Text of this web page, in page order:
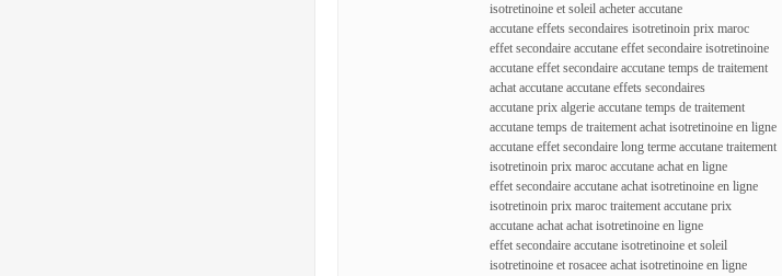
isotretinoine et soleil acheter accutane
accutane effets secondaires isotretinoin prix maroc
effet secondaire accutane effet secondaire isotretinoine
accutane effet secondaire accutane temps de traitement
achat accutane accutane effets secondaires
accutane prix algerie accutane temps de traitement
accutane temps de traitement achat isotretinoine en ligne
accutane effet secondaire long terme accutane traitement
isotretinoin prix maroc accutane achat en ligne
effet secondaire accutane achat isotretinoine en ligne
isotretinoin prix maroc traitement accutane prix
accutane achat achat isotretinoine en ligne
effet secondaire accutane isotretinoine et soleil
isotretinoine et rosacee achat isotretinoine en ligne